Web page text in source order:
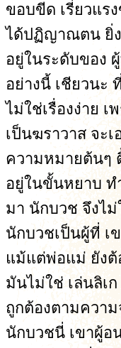
ขอบขีด เรี่ยวแรง
ได้ปฏิญาณตน ยิ่
อยู่ในระดับของ
อย่างนี้ เชียวนะ
ไม่ใช่เรื่องง่าย
เป็นฆราวาส จะ
ความหมายต้นๆ
อยู่ในขั้นหยาบ
มา นักบวช จึงไ
นักบวชเป็นผู้ที่ เ
แม้แต่พ่อแม่ ยังต้
มันไม่ใช่ เล่นลิเ
ถูกต้องตามควา
นักบวชนี่ เขาผู้อ